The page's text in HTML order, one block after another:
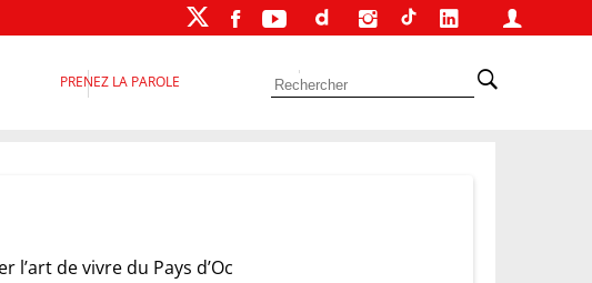
PRENEZ LA PAROLE
de vivre du Pays d’Oc